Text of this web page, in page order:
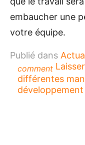
embaucher une
votre équipe.
Publié dans
comment
différentes